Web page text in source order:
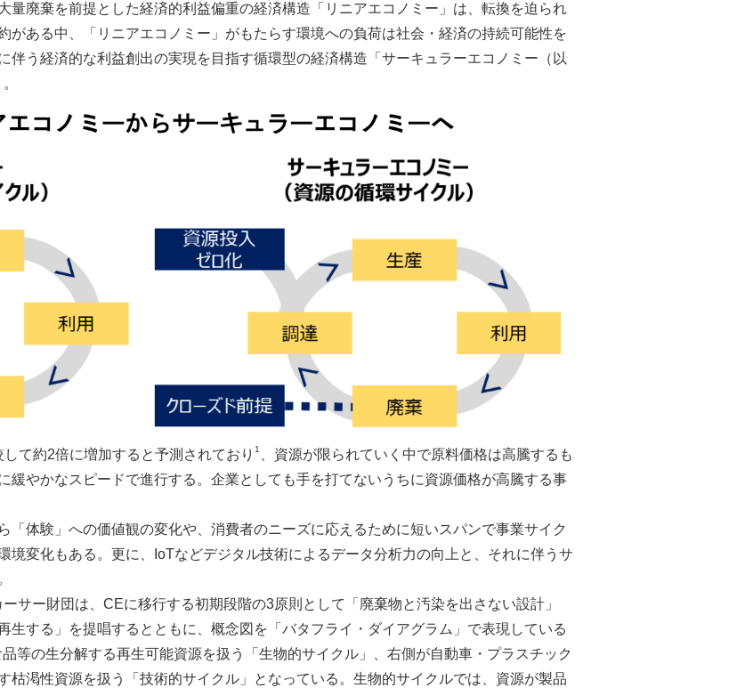
量廃棄を前提とした経済的利益偏重の経済構造「リニアエコノミー」は、転換を迫られ
がある中、「リニアエコノミー」がもたらす環境への負荷は社会・経済の持続可能性を
伴う経済的な利益創出の実現を目指す循環型の経済構造「サーキュラーエコノミー（以
て約2倍に増加すると予測されており 1 、資源が限られていく中で原料価格は高騰するも
緩やかなスピードで進行する。企業としても手を打てないうちに資源価格が高騰する事
「体験」への価値観の変化や、消費者のニーズに応えるために短いスパンで事業サイク
境変化もある。更に、IoTなどデジタル技術によるデータ分析力の向上と、それに伴うサ
サー財団は、CEに移行する初期段階の3原則として「廃棄物と汚染を出さない設計」
生する」を提唱するとともに、概念図を「バタフライ・ダイアグラム」で表現している
等の生分解する再生可能資源を扱う「生物的サイクル」、右側が自動車・プラスチック
枯渇性資源を扱う「技術的サイクル」となっている。生物的サイクルでは、資源が製品